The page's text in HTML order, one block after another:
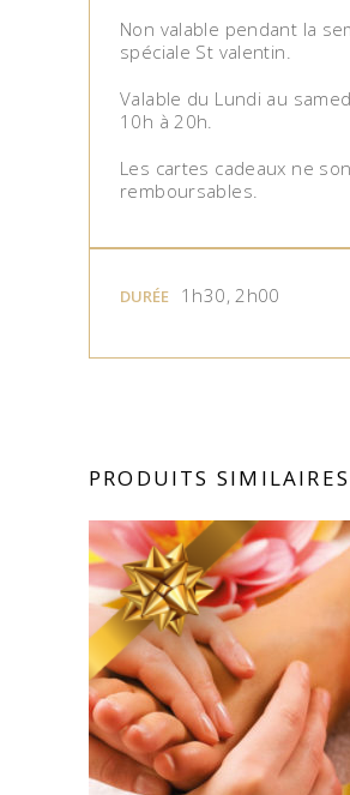
Non valable pendant la
spéciale St valentin.
Valable du Lundi au
10h à 20h.
Les cartes cadeaux ne
remboursables.
DURÉE 1h30, 2h00
PRODUITS SIMILAIRES